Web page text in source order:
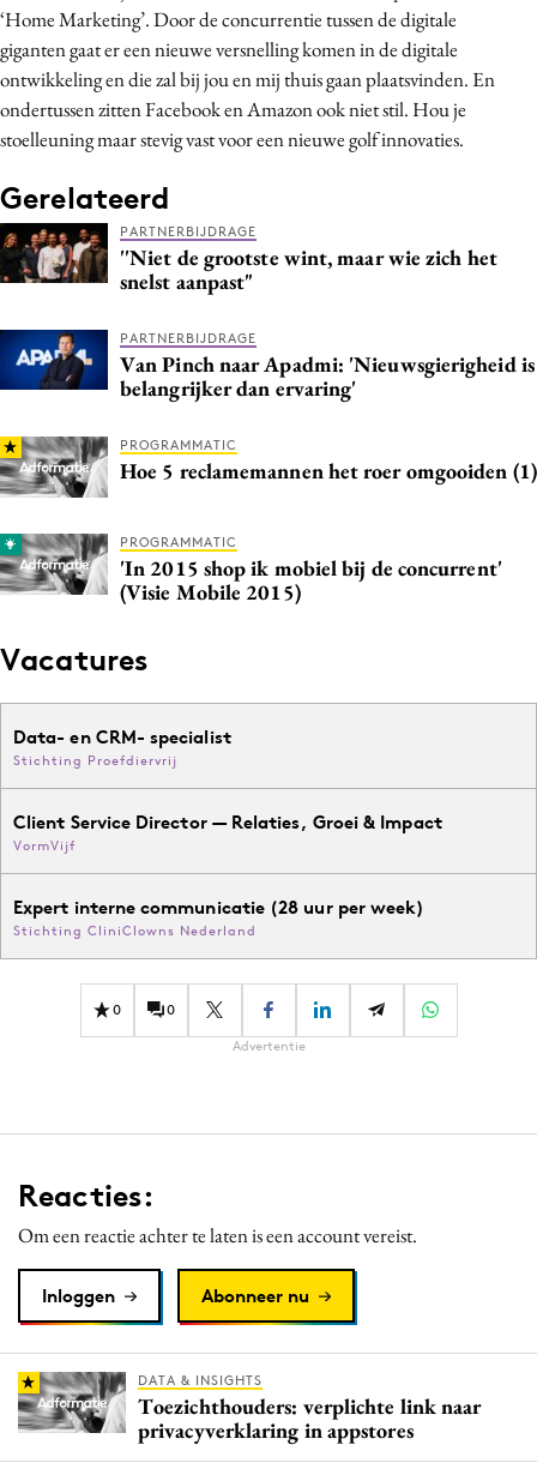
‘Home Marketing’. Door de concurrentie tussen de digitale
giganten gaat er een nieuwe versnelling komen in de digitale
ontwikkeling en die zal bij jou en mij thuis gaan plaatsvinden. En
ondertussen zitten Facebook en Amazon ook niet stil. Hou je
stoelleuning maar stevig vast voor een nieuwe golf innovaties.
Gerelateerd
PARTNERBIJDRAGE
''Niet de grootste wint, maar wie zich het
snelst aanpast"
PARTNERBIJDRAGE
Van Pinch naar Apadmi: 'Nieuwsgierigheid is
belangrijker dan ervaring'
PROGRAMMATIC
Hoe 5 reclamemannen het roer omgooiden (1)
PROGRAMMATIC
'In 2015 shop ik mobiel bij de concurrent'
(Visie Mobile 2015)
Vacatures
Data- en CRM- specialist
Stichting Proefdiervrij
Client Service Director — Relaties, Groei & Impact
VormVijf
Expert interne communicatie (28 uur per week)
Stichting CliniClowns Nederland
0 0
Advertentie
Reacties:
Om een reactie achter te laten is een account vereist.
Inloggen Abonneer nu
DATA & INSIGHTS
Toezichthouders: verplichte link naar
privacyverklaring in appstores